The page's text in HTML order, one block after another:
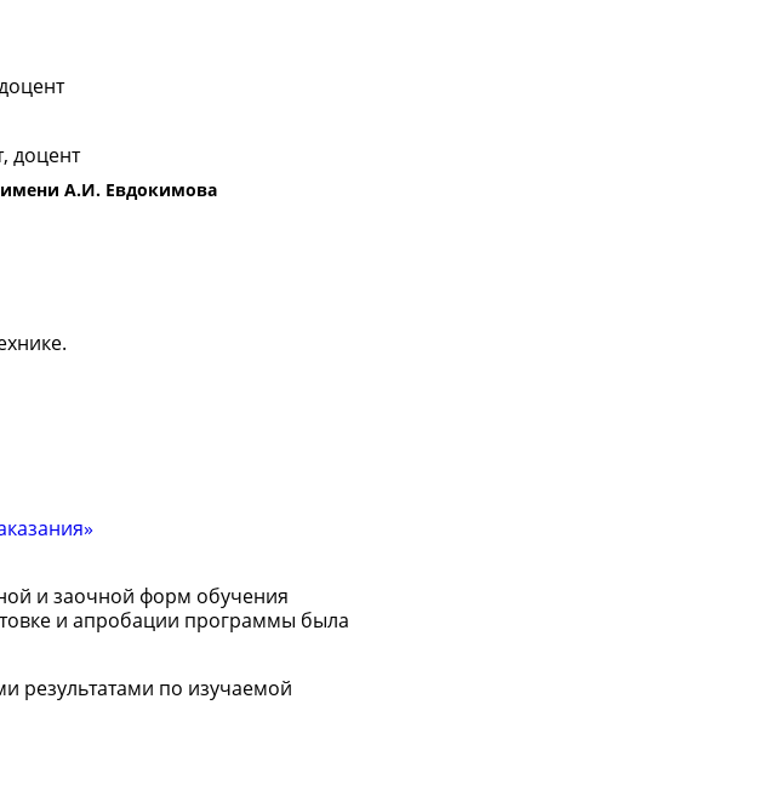
доцент
имени А.И. Евдокимова
и заочной форм обучения
и апробации программы была
результатами по изучаемой